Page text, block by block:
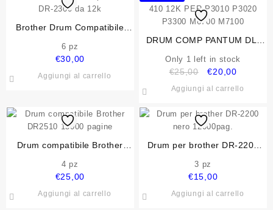
Brother Drum Compatibile
6 pz
€30,00
Aggiungi al carrello
DRUM COMP PANTUM DL-
P3300 M6700 M7100
Only 1 left in stock
€25,00
Il
prezzo
era:
€25,00.
€20,00Il
prezzo
è:
Aggiungi al carrello
Drum compatibile Brother
4 pz
€25,00
Aggiungi al carrello
Drum per brother DR-2200
3 pz
€15,00
Aggiungi al carrello